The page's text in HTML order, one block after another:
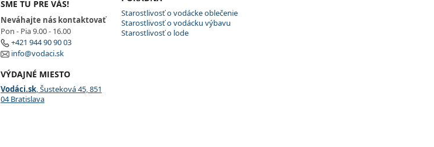
SME TU PRE VÁS!
Neváhajte nás kontaktovať
Pon - Pia 9.00 - 16.00
+421 944 90 90 03
info@vodaci.sk
VÝDAJNÉ MIESTO
Vodáci.sk, Šusteková 45, 851
04 Bratislava
Starostlivosť o vodácke oblečenie
Starostlivosť o vodácku výbavu
Starostlivosť o lode